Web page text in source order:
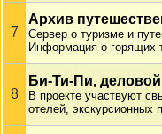
7
Архив
Сервер о туризме и
Информация о горящих
8
Би-Ти-Пи,
В проекте участвуют
отелей, экскурсионных